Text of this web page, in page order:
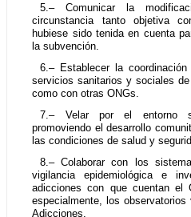
5.– Comunicar la
circunstancia tanto objetiva
hubiese sido tenida en cuenta
la subvención.
6.– Establecer la
servicios sanitarios y sociales
como con otras ONGs.
7.– Velar por el entorno
promoviendo el desarrollo
las condiciones de salud y
8.– Colaborar con los
vigilancia epidemiológica e
adicciones con que cuentan el
especialmente, los
Adicciones.